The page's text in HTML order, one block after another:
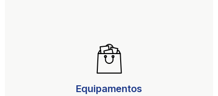
Equipamentos